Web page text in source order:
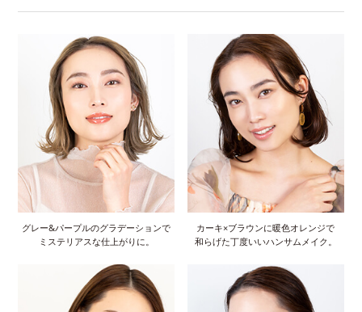
グレー&パープルのグラデーションで
ミステリアスな仕上がりに。
カーキ×ブラウンに暖色オレンジで
和らげた丁度いいハンサムメイク。